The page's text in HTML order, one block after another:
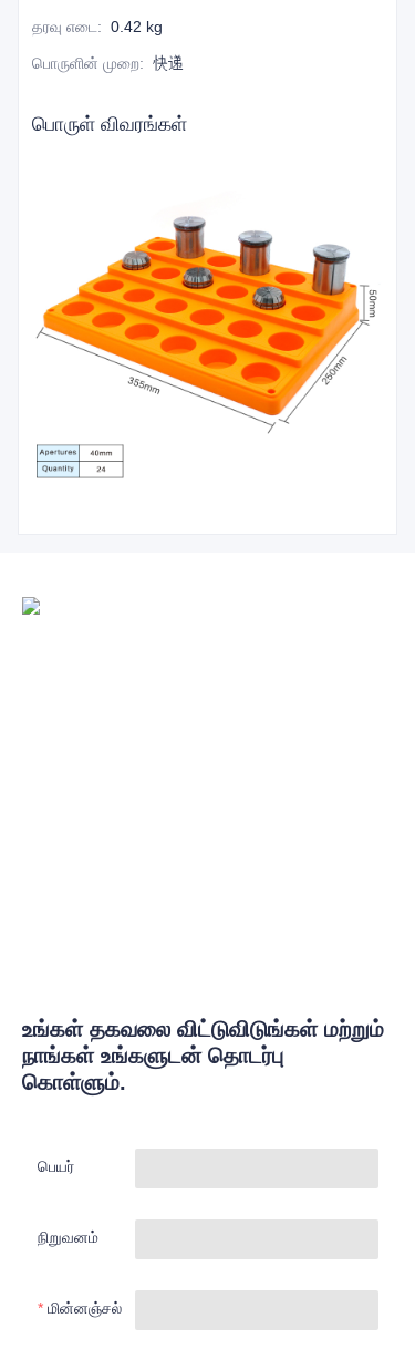
தரவு எடை : 0.42 kg
பொருளின் முறை: 快递
பொருள் விவரங்கள்
உங்கள் தகவலை விட்டுவிடுங்கள் மற்றும்
நாங்கள் உங்களுடன் தொடர்பு
கொள்ளும்.
பெயர்
நிறுவனம்
மின்னஞ்சல்